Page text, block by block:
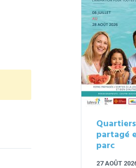
partagé
parc
27 AOÛT